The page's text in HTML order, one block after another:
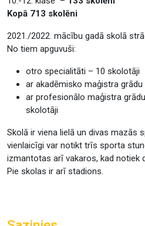
Kopā 713 skolēni
2021./2022. mācību gadā skolā
No tiem apguvuši:
otro specialitāti – 10 skolotāji
ar akadēmisko maģistra
ar profesionālo maģistra
skolotāji
Skolā ir viena lielā un divas mazās
vienlaicīgi var notikt trīs sporta
izmantotas arī vakaros, kad notiek
Pie skolas ir arī stadions.